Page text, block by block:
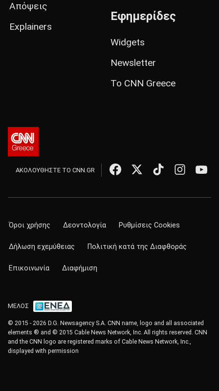
Απόψεις
Explainers
Εφημερίδες
Widgets
Newsletter
Το CNN Greece
ΑΚΟΛΟΥΘΗΣΤΕ ΤΟ CNN.GR
Όροι χρήσης Δεοντολογία Ρυθμίσεις Cookies
Δήλωση εχεμύθειας Πολιτική κατά της Διαφθοράς
Επικοινωνία Διαφήμιση
ΜΕΛΟΣ
© 2015 - 2026 D.G. Newsagency S.A. CNN name, logo and all associated
elements ® and © 2015 Cable News Network, Inc. All rights reserved. CNN
and the CNN logo are registered marks of Cable News Network, Inc.,
displayed with permission